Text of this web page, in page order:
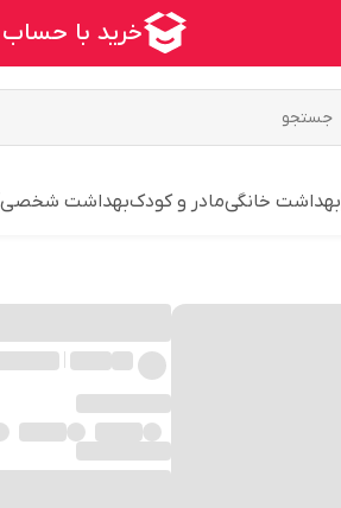
بهداشت خانگیمادر و کودکبهداشت شخصی